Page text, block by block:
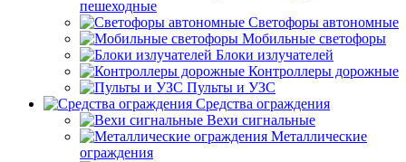
пешеходные
Светофоры автономные
Мобильные светофоры
Блоки излучателей
Контроллеры дорожные
Пульты и УЗС
Средства ограждения
Вехи сигнальные
Металлические
ограждения